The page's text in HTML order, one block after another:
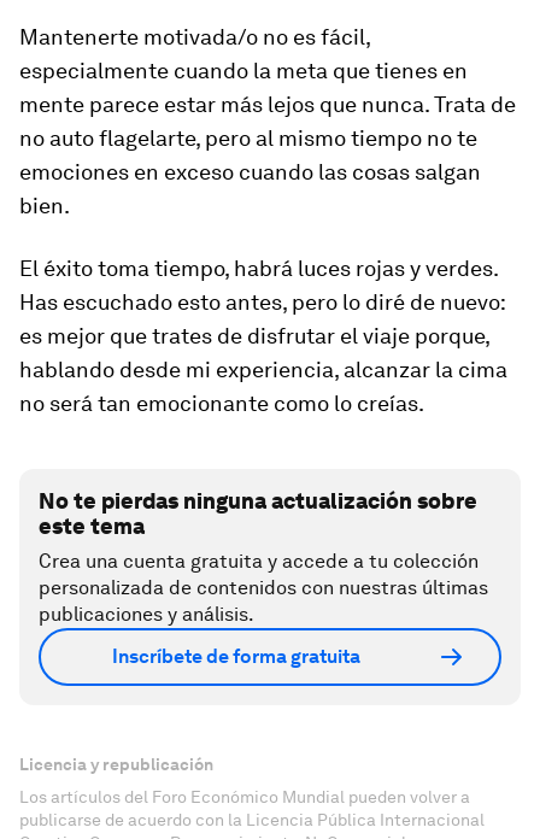
Mantenerte motivada/o no es fácil,
especialmente cuando la meta que tienes en
mente parece estar más lejos que nunca. Trata de
no auto flagelarte, pero al mismo tiempo no te
emociones en exceso cuando las cosas salgan
bien.
El éxito toma tiempo, habrá luces rojas y verdes.
Has escuchado esto antes, pero lo diré de nuevo:
es mejor que trates de disfrutar el viaje porque,
hablando desde mi experiencia, alcanzar la cima
no será tan emocionante como lo creías.
No te pierdas ninguna actualización sobre
este tema
Crea una cuenta gratuita y accede a tu colección
personalizada de contenidos con nuestras últimas
publicaciones y análisis.
Inscríbete de forma gratuita
Licencia y republicación
Los artículos del Foro Económico Mundial pueden volver a
publicarse de acuerdo con la Licencia Pública Internacional